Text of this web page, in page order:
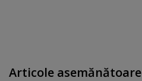
Articole asemănătoare